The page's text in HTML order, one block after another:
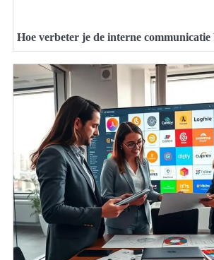
Hoe verbeter je de interne communicatie